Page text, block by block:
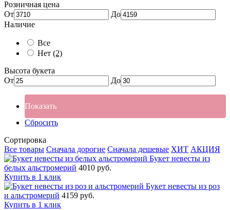
Розничная цена
От
До
Наличие
Все
Нет (2)
Высота букета
От
До
Показать
Сбросить
Сортировка
Все товары Сначала дорогие Сначала дешевые ХИТ АКЦИЯ
Букет невесты из
белых альстромерий 4010 руб.
Купить в 1 клик
Букет невесты из роз
и альстромерий 4159 руб.
Купить в 1 клик